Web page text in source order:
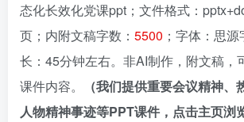
态化长效化党课ppt；文件格式：
页；内附文稿字数： 5500 ；字体：思
长：45分钟左右。非AI制作，附文稿，
课件内容。
（我们提供重要会议精神、
人物精神事迹等PPT课件，点击主页浏